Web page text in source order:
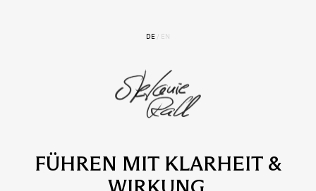
DE / EN
FÜHREN MIT KLARHEIT &